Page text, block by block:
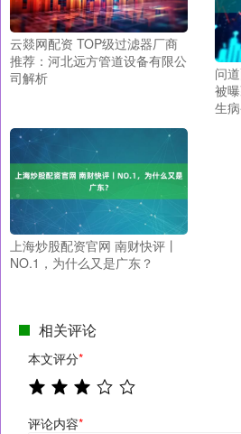
云燚网配资 TOP级过滤器厂商
推荐：河北远方管道设备有限公
司解析
问
被
生
上海炒股配资官网 南财快评丨
NO.1，为什么又是广东？
相关评论
本文评分*
评论内容*